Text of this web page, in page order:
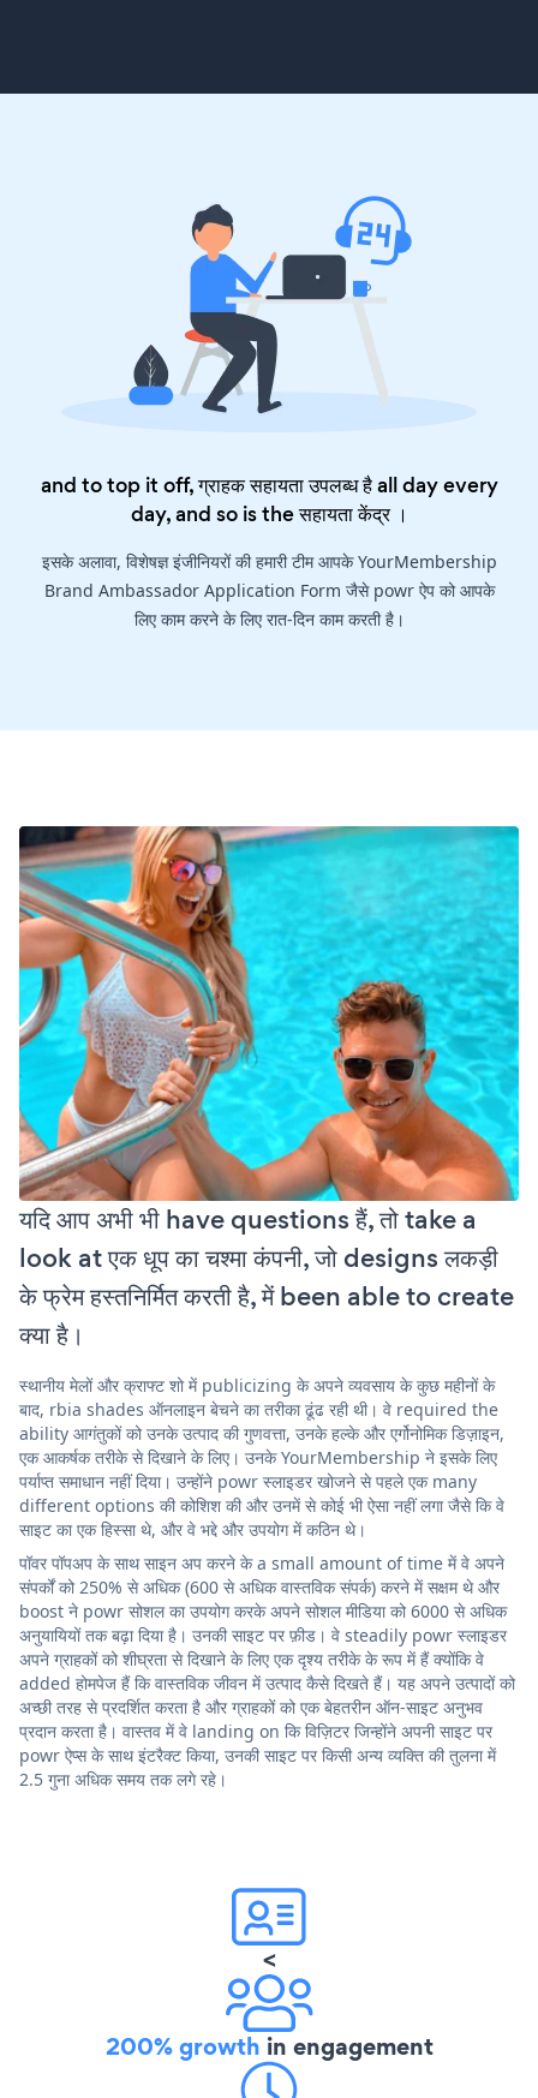
and to top it off, ग्राहक सहायता उपलब्ध है all day every
day, and so is theसहायता केंद्र।
इसके अलावा, विशेषज्ञ इंजीनियरों की हमारी टीम आपके YourMembership
Brand Ambassador Application Form जैसे powr ऐप को आपके
लिए काम करने के लिए रात-दिन काम करती है।
यदि आप अभी भी have questions हैं, तो take a
look at एक धूप का चश्मा कंपनी, जो designs लकड़ी
के फ्रेम हस्तनिर्मित करती है, में been able to create
क्या है।
स्थानीय मेलों और क्राफ्ट शो में publicizing के अपने व्यवसाय के कुछ महीनों के
बाद, rbia shades ऑनलाइन बेचने का तरीका ढूंढ रही थी। वे required the
ability आगंतुकों को उनके उत्पाद की गुणवत्ता, उनके हल्के और एर्गोनोमिक डिज़ाइन,
एक आकर्षक तरीके से दिखाने के लिए। उनके YourMembership ने इसके लिए
पर्याप्त समाधान नहीं दिया। उन्होंने powr स्लाइडर खोजने से पहले एक many
different options की कोशिश की और उनमें से कोई भी ऐसा नहीं लगा जैसे कि वे
साइट का एक हिस्सा थे, और वे भद्दे और उपयोग में कठिन थे।
पॉवर पॉपअप के साथ साइन अप करने के a small amount of time में वे अपने
संपर्कों को 250% से अधिक (600 से अधिक वास्तविक संपर्क) करने में सक्षम थे और
boost ने powr सोशल का उपयोग करके अपने सोशल मीडिया को 6000 से अधिक
अनुयायियों तक बढ़ा दिया है। उनकी साइट पर फ़ीड। वे steadily powr स्लाइडर
अपने ग्राहकों को शीघ्रता से दिखाने के लिए एक दृश्य तरीके के रूप में हैं क्योंकि वे
added होमपेज हैं कि वास्तविक जीवन में उत्पाद कैसे दिखते हैं। यह अपने उत्पादों को
अच्छी तरह से प्रदर्शित करता है और ग्राहकों को एक बेहतरीन ऑन-साइट अनुभव
प्रदान करता है। वास्तव में वे landing on कि विज़िटर जिन्होंने अपनी साइट पर
powr ऐप्स के साथ इंटरैक्ट किया, उनकी साइट पर किसी अन्य व्यक्ति की तुलना में
2.5 गुना अधिक समय तक लगे रहे।
<
200% growth in engagement